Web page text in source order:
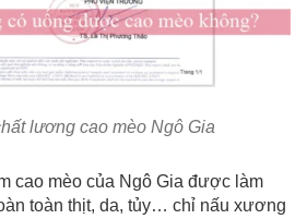
lương cao mèo Ngô Gia
cao mèo của Ngô Gia được làm
toàn thịt, da, tủy… chỉ nấu xương